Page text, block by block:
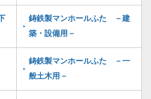
鋳鉄製マンホールふた －建
築・設備用－
鋳鉄製マンホールふた －一
般土木用－